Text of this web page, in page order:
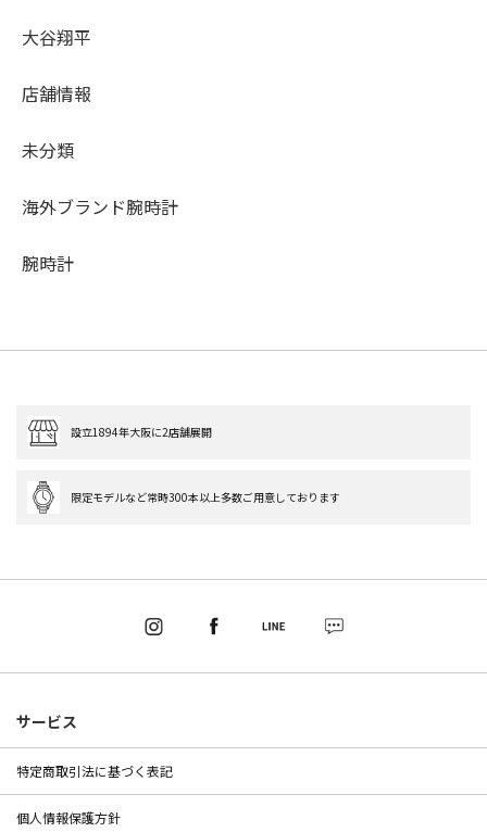
大谷翔平
店舗情報
未分類
海外ブランド腕時計
腕時計
設立1894年大阪に2店舗展開
限定モデルなど常時300本以上多数ご用意しております
サービス
特定商取引法に基づく表記
個人情報保護方針